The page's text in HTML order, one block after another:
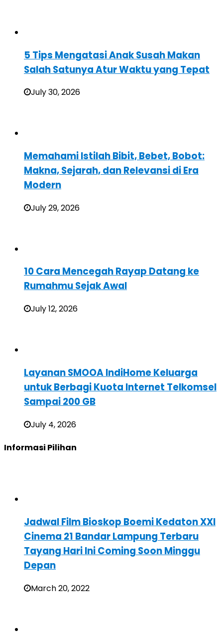
5 Tips Mengatasi Anak Susah Makan
Salah Satunya Atur Waktu yang Tepat
July 30, 2026
Memahami Istilah Bibit, Bebet, Bobot:
Makna, Sejarah, dan Relevansi di Era
Modern
July 29, 2026
10 Cara Mencegah Rayap Datang ke
Rumahmu Sejak Awal
July 12, 2026
Layanan SMOOA IndiHome Keluarga
untuk Berbagi Kuota Internet Telkomsel
Sampai 200 GB
July 4, 2026
Informasi Pilihan
Jadwal Film Bioskop Boemi Kedaton XXI
Cinema 21 Bandar Lampung Terbaru
Tayang Hari Ini Coming Soon Minggu
Depan
March 20, 2022